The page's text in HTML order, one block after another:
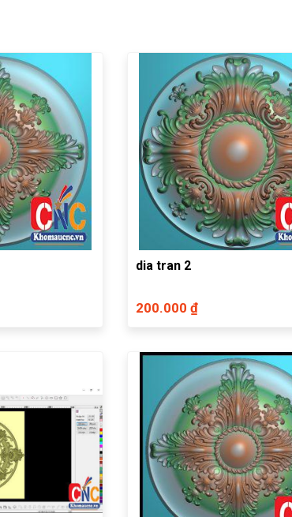
dia tran 2
200.000 ₫